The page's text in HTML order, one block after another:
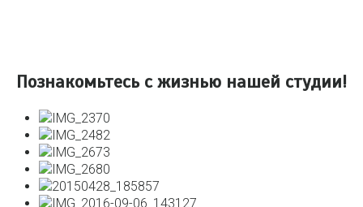
Познакомьтесь с жизнью нашей студии!